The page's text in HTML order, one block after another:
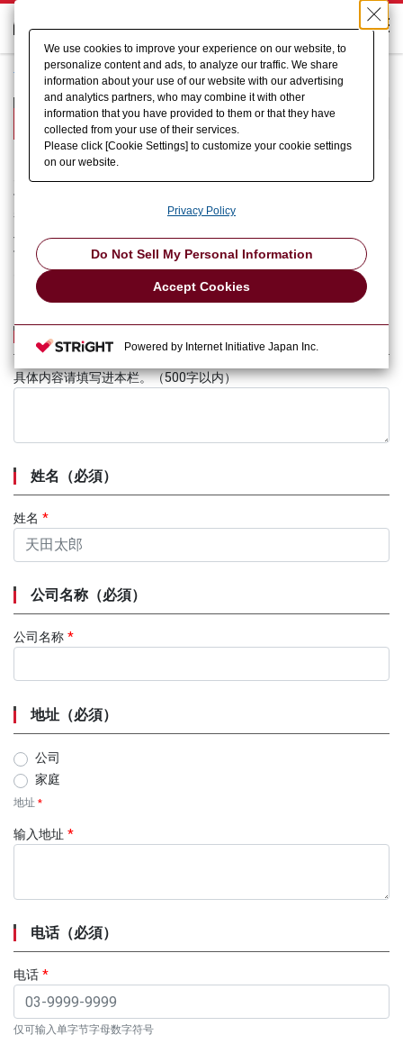
首页 联系我们 企业活动 关于天田冲压设备
关于天田冲压设备
为便于各集团公司直接向咨询者做出答复，我司将根据《个人信息
保护法》和我司的各项规定，有可能会向相关的集团公司提供咨询
表格中的各项个人信息。
保护咨询者的个人信息，并仅限在适当的范围内使用。谢绝回答有
关推销等的咨询，请予谅解。
咨询内容（必須）
具体内容请填写进本栏。（500字以内）
姓名（必須）
姓名 *
公司名称（必須）
公司名称 *
地址（必須）
公司
家庭
地址 *
输入地址 *
电话（必須）
电话 *
仅可输入单字节字母数字符号
We use cookies to improve your experience on our website, to
personalize content and ads, to analyze our traffic. We share
information about your use of our website with our advertising
and analytics partners, who may combine it with other
information that you have provided to them or that they have
collected from your use of their services.
Please click [Cookie Settings] to customize your cookie settings
on our website.
Privacy Policy
Do Not Sell My Personal Information
Accept Cookies
Powered by Internet Initiative Japan Inc.